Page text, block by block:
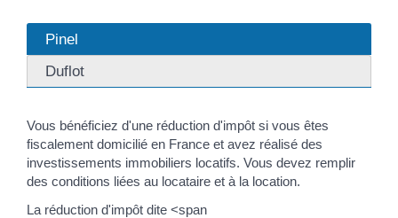
Pinel
Duflot
Vous bénéficiez d'une réduction d'impôt si vous êtes
fiscalement domicilié en France et avez réalisé des
investissements immobiliers locatifs. Vous devez remplir
des conditions liées au locataire et à la location.
La réduction d'impôt dite <span